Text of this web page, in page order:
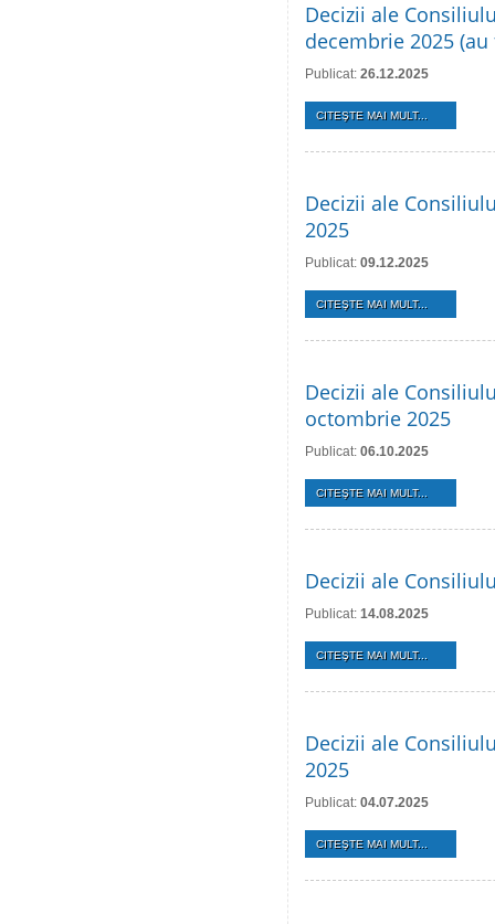
Decizii ale
decembrie 2025
Publicat: 26.12.2025
CITEŞTE MAI MULT...
Decizii ale
2025
Publicat: 09.12.2025
CITEŞTE MAI MULT...
Decizii ale
octombrie 2025
Publicat: 06.10.2025
CITEŞTE MAI MULT...
Decizii ale
Publicat: 14.08.2025
CITEŞTE MAI MULT...
Decizii ale
2025
Publicat: 04.07.2025
CITEŞTE MAI MULT...